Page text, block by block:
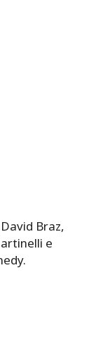
Braz,
e